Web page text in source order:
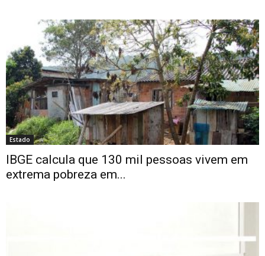
Estado
IBGE calcula que 130 mil pessoas vivem em
extrema pobreza em...